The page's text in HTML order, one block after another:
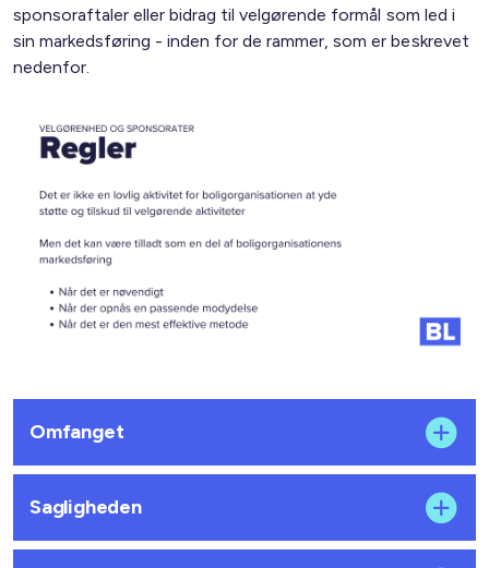
sponsoraftaler eller bidrag til velgørende formål som led i
sin markedsføring - inden for de rammer, som er beskrevet
nedenfor.
Omfanget
Sagligheden